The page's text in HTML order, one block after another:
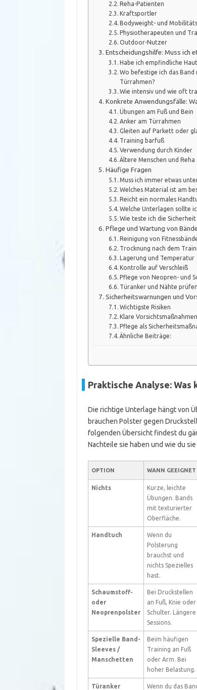
Reha-Patienten
Kraftsportler
Bodyweight- und
Physiotherapeuten und
Outdoor-Nutzer
Entscheidungshilfe: Muss ich
Habe ich empfindliche
Wo befestige ich das
Türrahmen?
Wie intensiv und wie oft
Konkrete Anwendungsfälle:
Übungen am Fuß und Bein
Anker am Türrahmen
Gleiten auf Parkett oder
Training barfuß
Verwendung durch Kinder
Ältere Menschen und Reha
Häufige Fragen
Muss ich immer etwas
Welches Material ist am
Reicht ein normales
Welche Unterlagen sollte
Wie teste ich die
Pflege und Wartung von
Reinigung von
Trocknung nach dem
Lagerung und Temperatur
Kontrolle auf Verschleiß
Pflege von Neopren- und
Türanker und Nähte prüfen
Sicherheitswarnungen und
Wichtigste Risiken
Klare Vorsichtsmaßnahmen
Pflege als
Ähnliche Beiträge:
Praktische Analyse: Was
Die richtige Unterlage hängt von
brauchen Polster gegen
folgenden Übersicht findest du
Nachteile sie haben und wie du
OPTION WANN GEEIGNET
Nichts
Kurze, leichte
Übungen. Bands
mit texturierter
Oberfläche.
Handtuch
Wenn du
Polsterung
brauchst und
nichts Spezielles
hast.
Schaumstoff-
oder
Neoprenpolster
Bei Druckstellen
an Fuß, Knie oder
Schulter. Längere
Sessions.
Spezielle Band-
Sleeves /
Manschetten
Beim häufigen
Training an Fuß
oder Arm. Bei
hoher Belastung.
Türanker
Wenn du das